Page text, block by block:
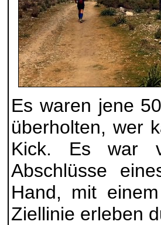
Es waren jene
überholten, wer
Kick. Es war
Abschlüsse
Hand, mit
Ziellinie erleben